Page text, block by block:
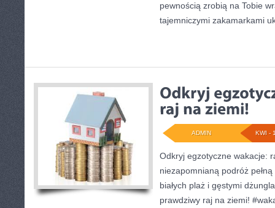
pewnością zrobią na Tobie
tajemniczymi zakamarkami
KWI -
ADMIN
Odkryj egzotyczne wakacje:
niezapomnianą podróż
białych plaż i gęstymi
prawdziwy raj na ziemi!